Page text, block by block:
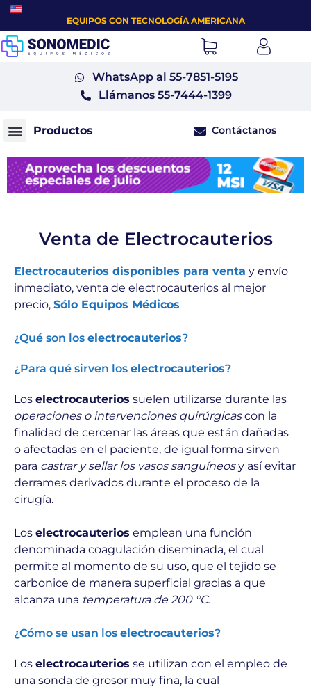
EQUIPOS CON TECNOLOGÍA AMERICANA
WhatsApp al 55-7851-5195
Llámanos 55-7444-1399
Contáctanos
Venta de Electrocauterios
Electrocauterios disponibles para venta y envío
inmediato, venta de electrocauterios al mejor
precio, Sólo Equipos Médicos
¿Qué son los electrocauterios?
¿Para qué sirven los electrocauterios?
Los electrocauterios suelen utilizarse durante las
operaciones o intervenciones quirúrgicascon la
finalidad de cercenar las áreas que están dañadas
o afectadas en el paciente, de igual forma sirven
para castrar y sellar los vasos sanguíneosy así evitar
derrames derivados durante el proceso de la
cirugía.
Los electrocauterios emplean una función
denominada coagulación diseminada, el cual
permite al momento de su uso, que el tejido se
carbonice de manera superficial gracias a que
alcanza una temperatura de 200 °C.
¿Cómo se usan los electrocauterios?
Los electrocauterios se utilizan con el empleo de
una sonda de grosor muy fina, la cual